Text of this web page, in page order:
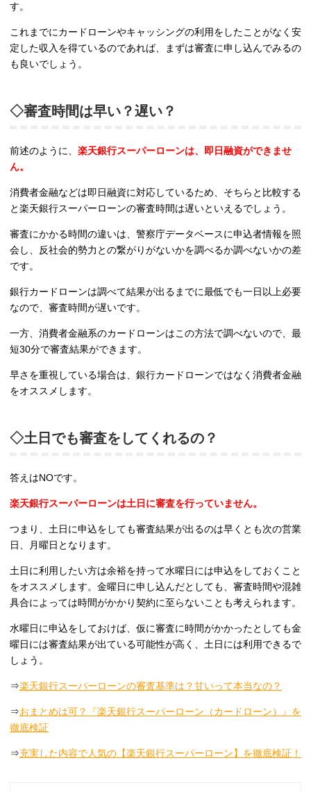
す。
これまでにカードローンやキャッシングの利用をしたことがなく安
定した収入を得ているのであれば、まずは審査に申し込んでみるの
も良いでしょう。
◇審査時間は早い？遅い？
前述のように、 楽天銀行スーパーローンは、即日融資ができませ
ん。
消費者金融などは即日融資に対応しているため、そちらと比較する
と楽天銀行スーパーローンの審査時間は遅いといえるでしょう。
審査にかかる時間の違いは、警察庁データベースに申込者情報を照
会し、反社会的勢力との繋がりがないかを調べるか調べないかの差
です。
銀行カードローンは調べて結果が出るまでに最低でも一日以上必要
なので、審査時間が遅いです。
一方、消費者金融系のカードローンはこの方法で調べないので、最
短30分で審査結果ができます。
早さを重視している場合は、銀行カードローンではなく消費者金融
をオススメします。
◇土日でも審査をしてくれるの？
答えはNOです。
楽天銀行スーパーローンは土日に審査を行っていません。
つまり、土日に申込をしても審査結果が出るのは早くとも次の営業
日、月曜日となります。
土日に利用したい方は余裕を持って水曜日には申込をしておくこと
をオススメします。金曜日に申し込んだとしても、審査時間や混雑
具合によっては時間がかかり契約に至らないことも考えられます。
水曜日に申込をしておけば、仮に審査に時間がかかったとしても金
曜日には審査結果が出ている可能性が高く、土日には利用できるで
しょう。
⇒楽天銀行スーパーローンの審査基準は？甘いって本当なの？
⇒おまとめは可？『楽天銀行スーパーローン（カードローン）』を
徹底検証
⇒充実した内容で人気の【楽天銀行スーパーローン】を徹底検証！